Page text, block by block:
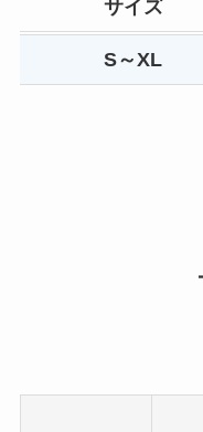
サイズ
S～XL